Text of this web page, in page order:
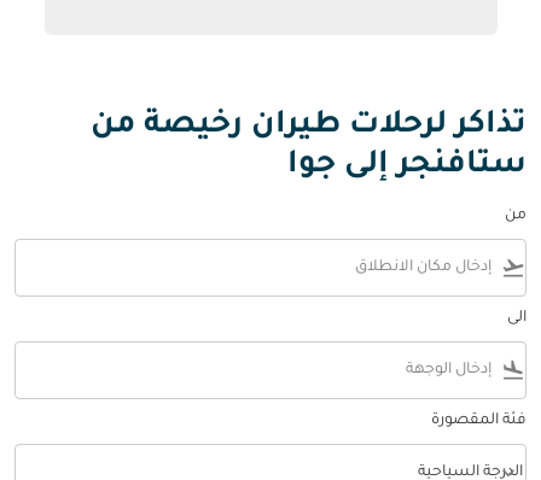
تذاكر لرحلات طيران رخيصة من
ستافنجر إلى جوا
من
flight_takeoff
الى
flight_land
فئة المقصورة
الدرجة السياحية
keyboard_arrow_down